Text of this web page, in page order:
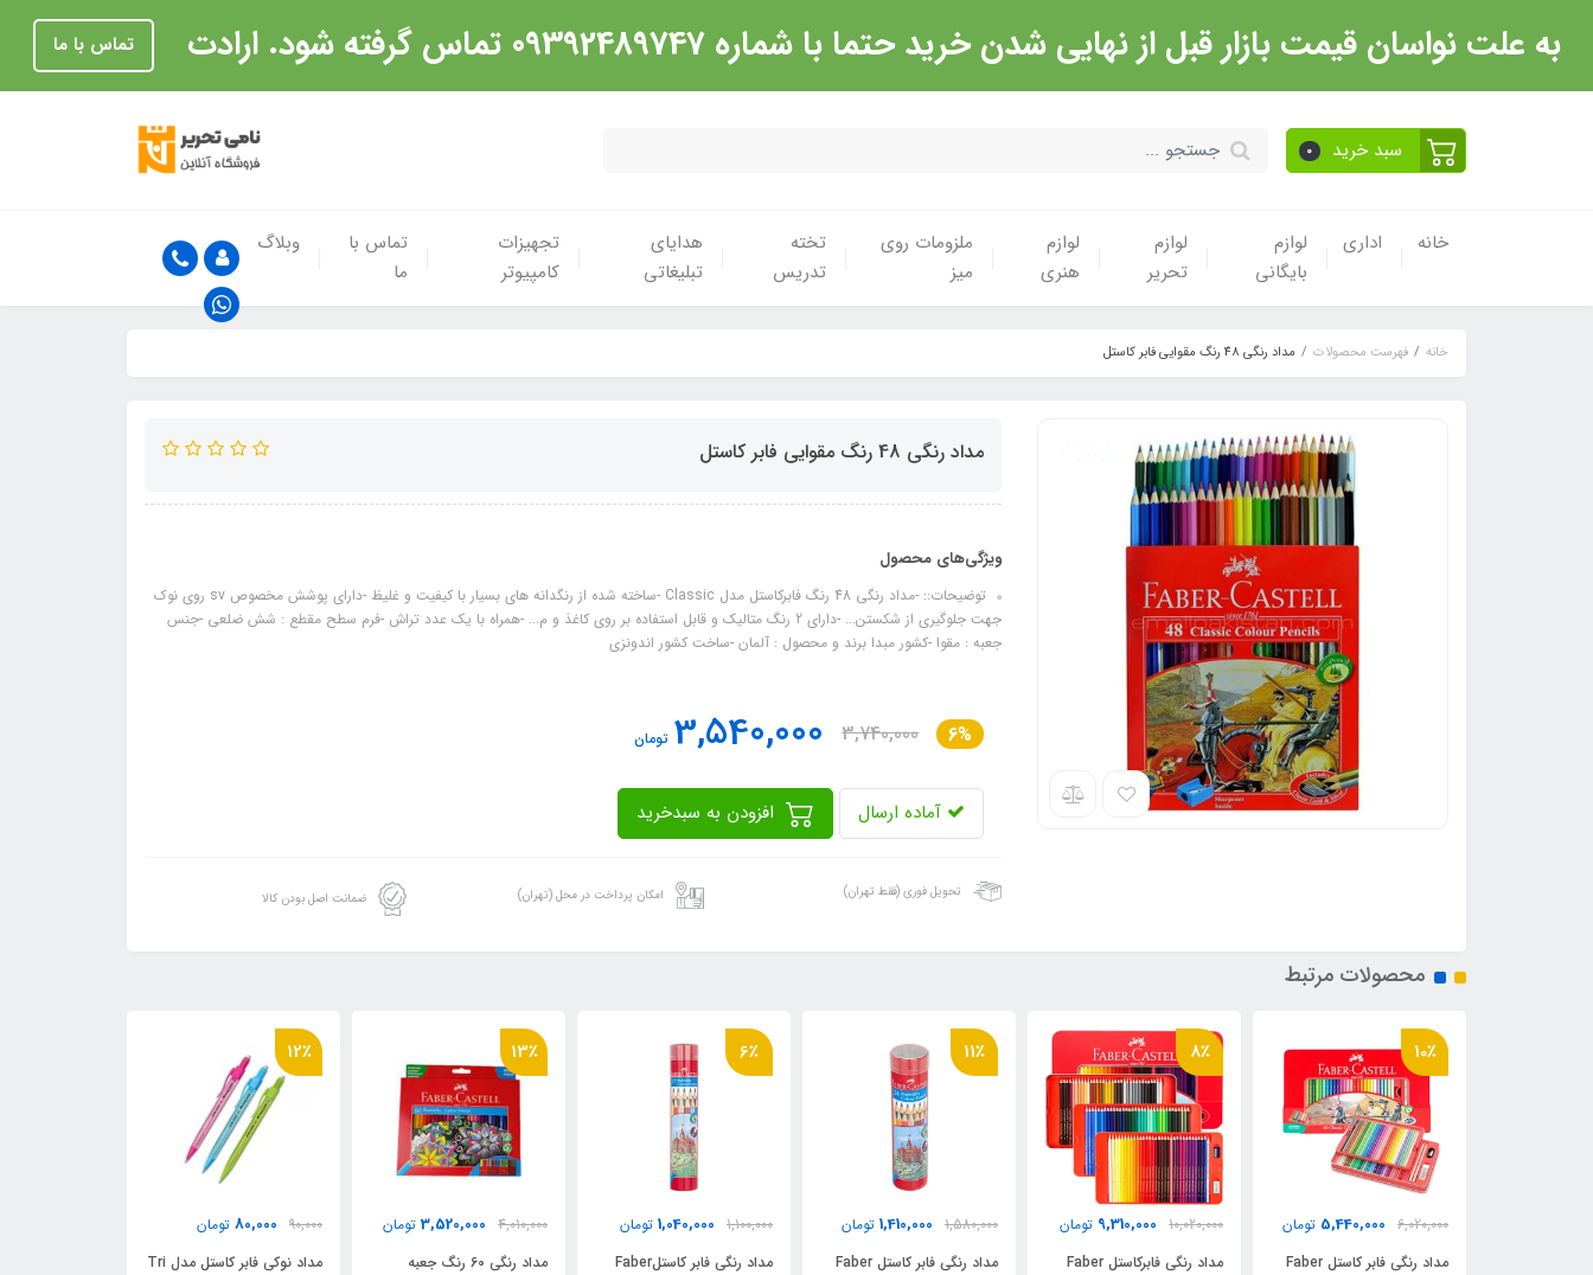
به علت نواسان قیمت بازار قبل از نهایی شدن خرید حتما با شماره 09392489747 تماس گرفته شود. ارادت تماس با ما
سبد خرید 0
خانه اداری
لوازم
بایگانی
لوازم
تحریر
لوازم
هنری
ملزومات روی
میز
تخته
تدریس
هدایای
تبلیغاتی
تجهیزات
کامپیوتر
تماس با
ما
وبلاگ
خانه فهرست محصولات مداد رنگی 48 رنگ مقوایی فابر کاستل
مداد رنگی 48 رنگ مقوایی فابر کاستل
ویژگی‌های محصول
توضیحات:: -مداد رنگی 48 رنگ فابرکاستل مدل Classic -ساخته شده از رنگدانه های بسیار با کیفیت و غلیظ -دارای پوشش مخصوص sv روی نوک
جهت جلوگیری از شکستن... -دارای 2 رنگ متالیک و قابل استفاده بر روی کاغذ و م... -همراه با یک عدد تراش -فرم سطح مقطع : شش ضلعی -جنس
جعبه : مقوا -کشور مبدا برند و محصول : آلمان -ساخت کشور اندونزی
6%
3,740,000
3,540,000 تومان
آماده ارسال
تحویل فوری (فقط تهران) امکان پرداخت در محل (تهران) ضمانت اصل بودن کالا
محصولات مرتبط
10٪
6,020,000
5,440,000 تومان
مداد رنگی فابر کاستل Faber
8٪
10,020,000
9,310,000 تومان
مداد رنگی فابرکاستل Faber
11٪
1,580,000
1,410,000 تومان
مداد رنگی فابر کاستل Faber
6٪
1,100,000
1,040,000 تومان
مداد رنگی فابر کاستلFaber
13٪
4,010,000
3,520,000 تومان
مداد رنگی 60 رنگ جعبه
12٪
90,000
80,000 تومان
مداد نوکی فابر کاستل مدل Tri